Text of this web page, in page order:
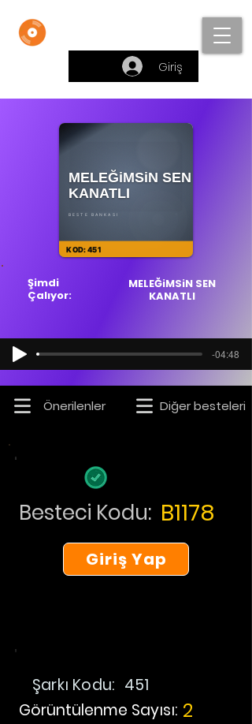
Giriş
Şimdi
Çalıyor:
MELEĞiMSiN SEN
KANATLI
-04:48
Önerilenler Diğer besteleri
Besteci Kodu: B1178
Giriş Yap
Şarkı Kodu: 451
Görüntülenme Sayısı: 2